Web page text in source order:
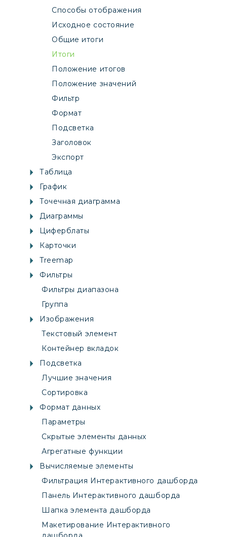
Способы отображения
Исходное состояние
Общие итоги
Итоги
Положение итогов
Положение значений
Фильтр
Формат
Подсветка
Заголовок
Экспорт
Таблица
График
Точечная диаграмма
Диаграммы
Циферблаты
Карточки
Treemap
Фильтры
Фильтры диапазона
Группа
Изображения
Текстовый элемент
Контейнер вкладок
Подсветка
Лучшие значения
Сортировка
Формат данных
Параметры
Скрытые элементы данных
Агрегатные функции
Вычисляемые элементы
Фильтрация Интерактивного дашборда
Панель Интерактивного дашборда
Шапка элемента дашборда
Макетирование Интерактивного